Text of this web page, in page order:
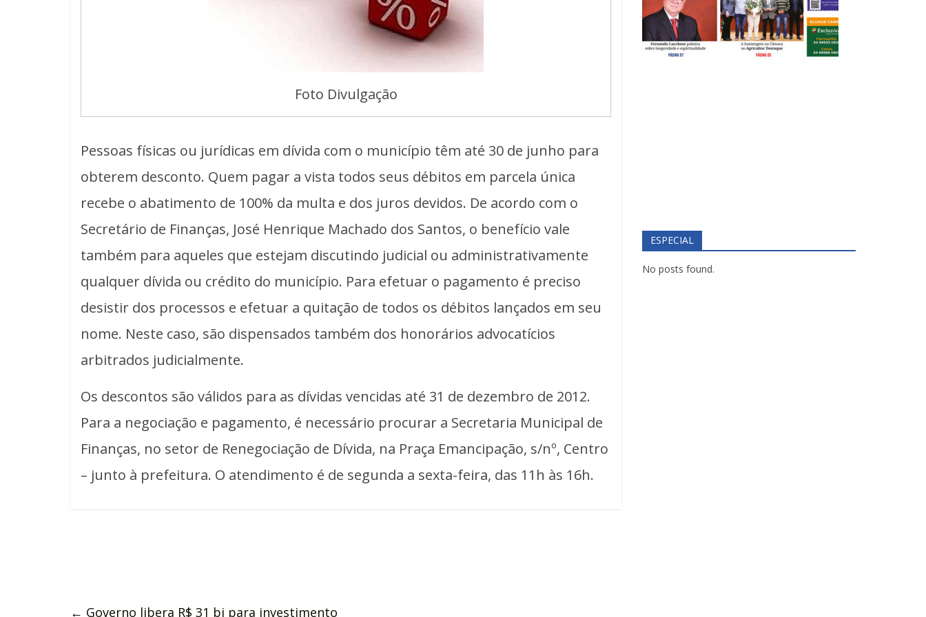
Foto Divulgação
Pessoas físicas ou jurídicas em dívida com o município têm até 30 de junho para
obterem desconto. Quem pagar a vista todos seus débitos em parcela única
recebe o abatimento de 100% da multa e dos juros devidos. De acordo com o
Secretário de Finanças, José Henrique Machado dos Santos, o benefício vale
também para aqueles que estejam discutindo judicial ou administrativamente
qualquer dívida ou crédito do município. Para efetuar o pagamento é preciso
desistir dos processos e efetuar a quitação de todos os débitos lançados em seu
nome. Neste caso, são dispensados também dos honorários advocatícios
arbitrados judicialmente.
Os descontos são válidos para as dívidas vencidas até 31 de dezembro de 2012.
Para a negociação e pagamento, é necessário procurar a Secretaria Municipal de
Finanças, no setor de Renegociação de Dívida, na Praça Emancipação, s/nº, Centro
– junto à prefeitura. O atendimento é de segunda a sexta-feira, das 11h às 16h.
← Governo libera R$ 31 bi para investimento
ESPECIAL
No posts found.